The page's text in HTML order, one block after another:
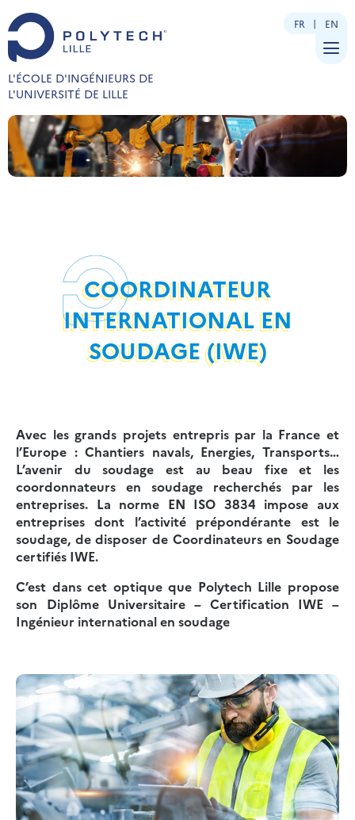
L'ÉCOLE D'INGÉNIEURS DE
L'UNIVERSITÉ DE LILLE
FR EN
COORDINATEUR
INTERNATIONAL EN
SOUDAGE (IWE)
Avec les grands projets entrepris par la France et
l’Europe : Chantiers navals, Energies, Transports…
L’avenir du soudage est au beau fixe et les
coordonnateurs en soudage recherchés par les
entreprises. La norme EN ISO 3834 impose aux
entreprises dont l’activité prépondérante est le
soudage, de disposer de Coordinateurs en Soudage
certifiés IWE.
C’est dans cet optique que Polytech Lille propose
son Diplôme Universitaire – Certification IWE –
Ingénieur international en soudage